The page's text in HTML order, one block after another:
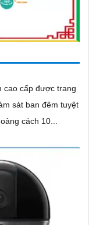
cao cấp được trang
sát ban đêm tuyệt
cách 10...